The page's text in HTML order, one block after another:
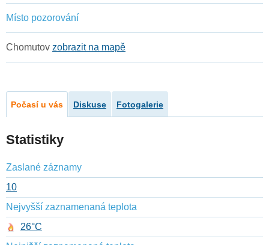
Místo pozorování
Chomutov zobrazit na mapě
Počasí u vás Diskuse Fotogalerie
Statistiky
Zaslané záznamy
10
Nejvyšší zaznamenaná teplota
26°C